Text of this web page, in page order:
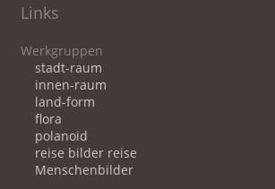
Links
Werkgruppen
stadt-raum
innen-raum
land-form
flora
polanoid
reise bilder reise
Menschenbilder